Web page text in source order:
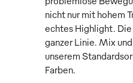
nicht nur mit hohem
echtes Highlight. Die
ganzer Linie. Mix
unserem
Farben.